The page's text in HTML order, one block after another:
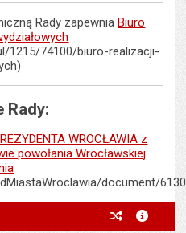
Rady zapewniaBiuro
1215/74100/biuro-realizacji-
Rady:
WROCŁAWIA z
powołania Wrocławskiej
document/
poprzednie